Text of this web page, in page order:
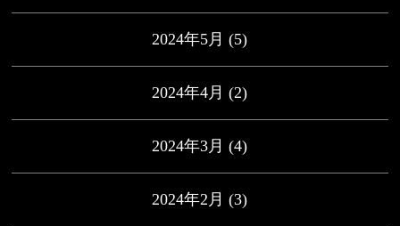
2024年5月 (5)
2024年4月 (2)
2024年3月 (4)
2024年2月 (3)